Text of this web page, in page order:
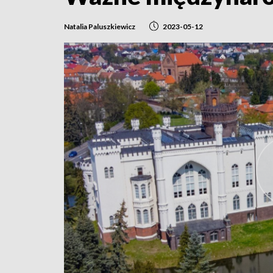
Natalia Paluszkiewicz 2023-05-12